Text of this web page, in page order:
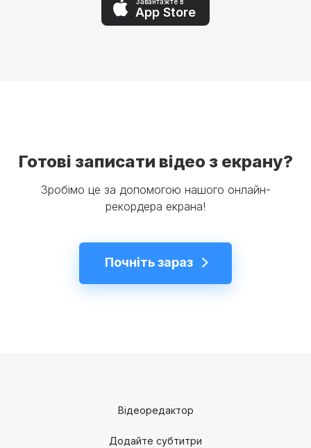
App Store
Готові записати відео з екрану?
Зробімо це за допомогою нашого онлайн-
рекордера екрана!
Почніть зараз
Відеоредактор
Додайте субтитри